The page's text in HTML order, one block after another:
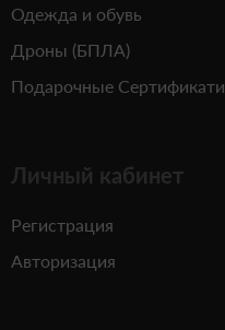
Одежда и обувь
Дроны (БПЛА)
Подарочные Сертификати
Личный кабинет
Регистрация
Авторизация